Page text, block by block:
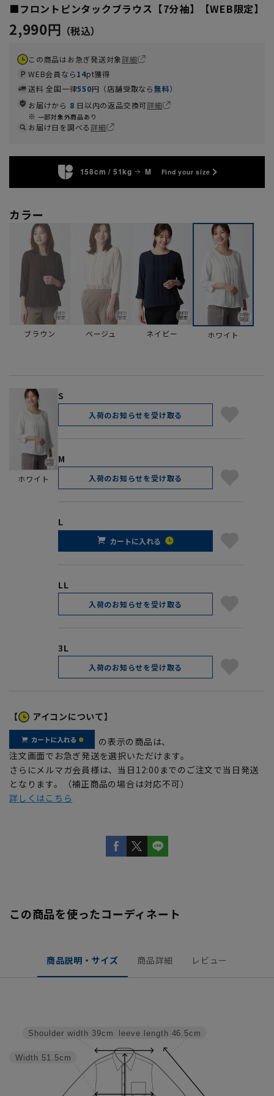
■フロントピンタックブラウス【7分袖】【WEB限定】
2,990円
この商品はお急ぎ発送対象詳細
WEB会員なら14pt獲得
送料 全国一律550円（店舗受取なら無料）
お届けから 8 日以内の返品交換可詳細
一部対象外商品あり
お届け日を調べる詳細
158cm / 51kg M Find your size
カラー
ブラウン ベージュ ネイビー ホワイト
ホワイト
S
入荷のお知らせを受け取る
M
入荷のお知らせを受け取る
L
カートに入れる
LL
入荷のお知らせを受け取る
3L
入荷のお知らせを受け取る
【 アイコンについて】
の表示の商品は、
注文画面でお急ぎ発送を選択いただけます。
さらにメルマガ会員様は、当日12:00までのご注文で当日発送
となります。（補正商品の場合は対応不可）
詳しくはこちら
この商品を使ったコーディネート
商品説明・サイズ 商品詳細 レビュー
Sleeve length 46.5cm
Width 51.5cm
Shoulder width 39cm